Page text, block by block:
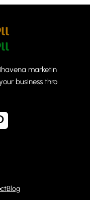
marketin
business thro
Blog